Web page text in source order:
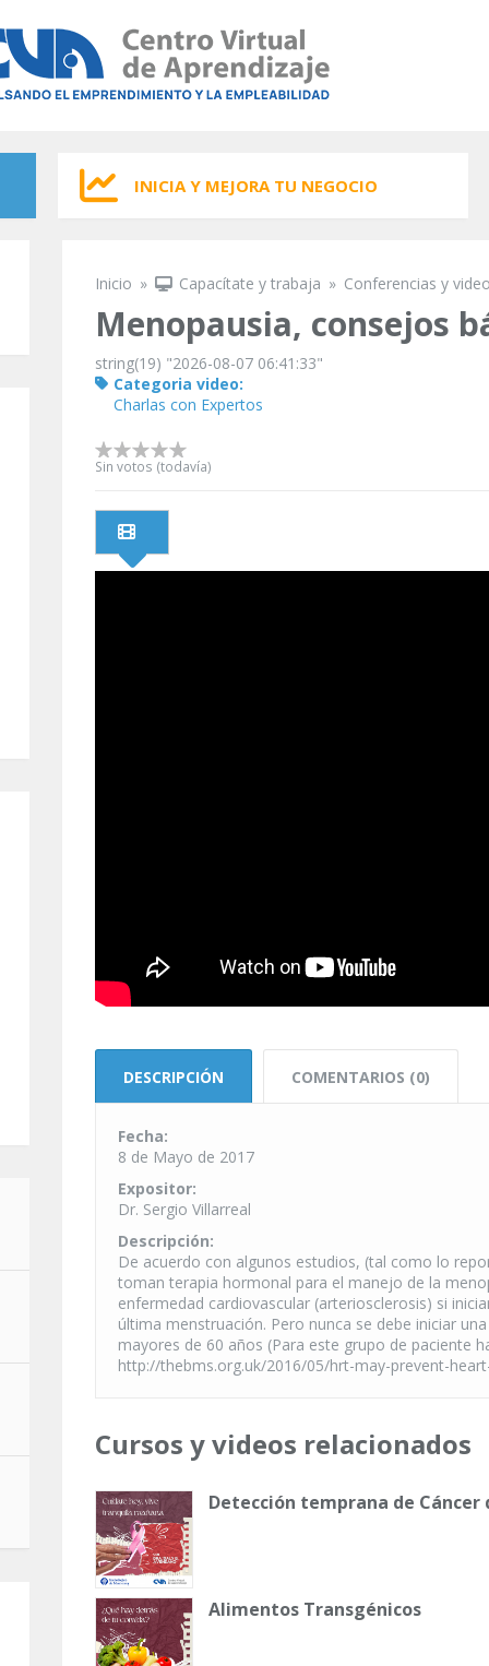
INICIA Y MEJORA TU NEGOCIO
Se encuentra usted aquí
Inicio » Capacítate y trabaja » Conferencias y
Menopausia, consejos
string(19) "2026-08-07 06:41:33"
Categoria video:
Charlas con Expertos
Sin votos (todavía)
DESCRIPCIÓN COMENTARIOS (0)
Fecha:
8 de Mayo de 2017
Expositor:
Dr. Sergio Villarreal
Descripción:
De acuerdo con algunos estudios, (tal como lo
toman terapia hormonal para el manejo de la
enfermedad cardiovascular (arteriosclerosis) si
última menstruación. Pero nunca se debe iniciar
mayores de 60 años (Para este grupo de paciente
http://thebms.org.uk/2016/05/hrt-may-prevent-
Cursos y videos relacionados
Detección temprana de Cáncer
Alimentos Transgénicos